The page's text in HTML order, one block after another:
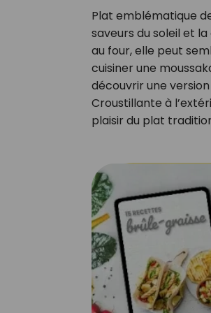
Plat emblématique
saveurs du soleil et
au four, elle peut
cuisiner une
découvrir une
Croustillante à
plaisir du plat